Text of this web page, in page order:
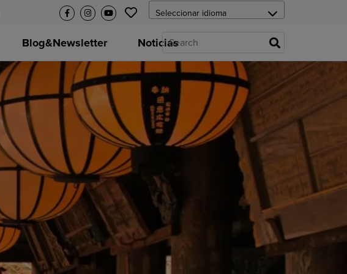
Blog&Newsletter Noticias